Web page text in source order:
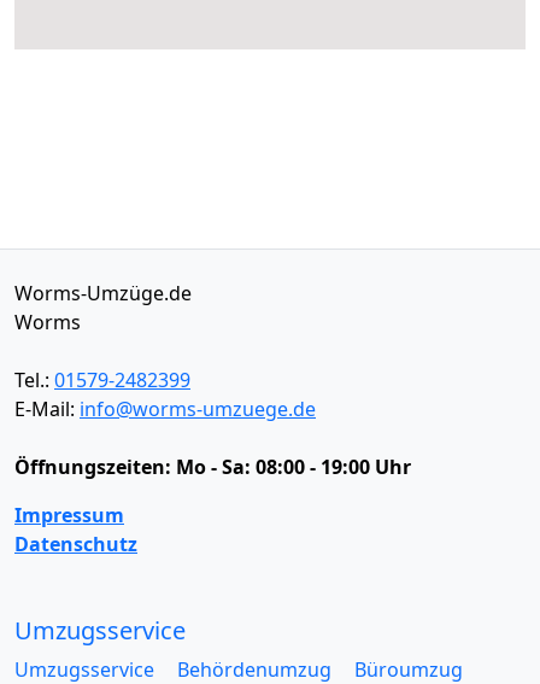
Worms-Umzüge.de
Worms
Tel.: 01579-2482399
E-Mail: info@worms-umzuege.de
Öffnungszeiten: Mo - Sa: 08:00 - 19:00 Uhr
Impressum
Datenschutz
Umzugsservice
Umzugsservice Behördenumzug
Büroumzug